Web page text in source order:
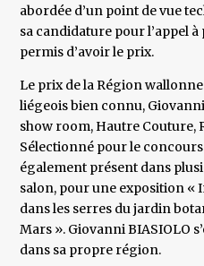
abordée d’un point de vue
sa candidature pour l’appel
permis d’avoir le prix.
Le prix de la Région
liégeois bien connu, Giovanni
show room, Hautre Couture,
Sélectionné pour le
également présent dans
salon, pour une exposition «
dans les serres du jardin
Mars ». Giovanni BIASIOLO
dans sa propre région.